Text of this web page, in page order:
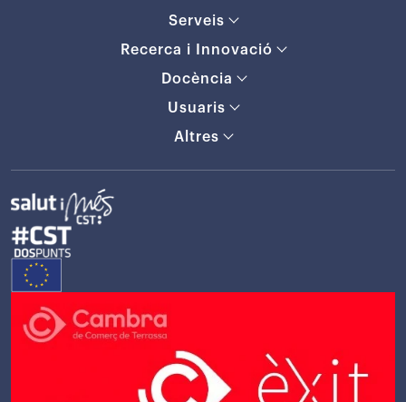
Serveis
Recerca i Innovació
Docència
Usuaris
Altres